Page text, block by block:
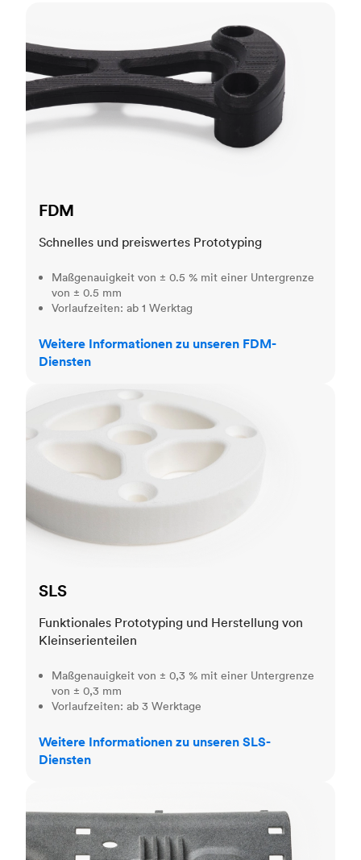
FDM
Schnelles und preiswertes Prototyping
Maßgenauigkeit von ± 0.5 % mit einer Untergrenze
von ± 0.5 mm
Vorlaufzeiten: ab 1 Werktag
Weitere Informationen zu unseren FDM-
Diensten
SLS
Funktionales Prototyping und Herstellung von
Kleinserienteilen
Maßgenauigkeit von ± 0,3 % mit einer Untergrenze
von ± 0,3 mm
Vorlaufzeiten: ab 3 Werktage
Weitere Informationen zu unseren SLS-
Diensten